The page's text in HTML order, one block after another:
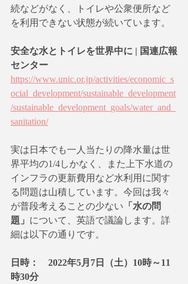
続などがなく、トイレや公衆便所など
を利用できない状態が続いています。
安全な水とトイレを世界中に | 国連広報
センター
https://www.unic.or.jp/activities/economic_s
ocial_development/sustainable_development
/sustainable_development_goals/water_and_
sanitation/
実は日本でも一人当たりの降水量は世
界平均の1/4しかなく、また上下水道の
インフラの更新費用など水利用に関す
る問題は山積しています。今回は我々
が普段考えることの少ない 「水の問
題」 について、英語で議論します。詳
細は以下の通りです。
日時：　2022年5月7日（土）10時～11
時30分